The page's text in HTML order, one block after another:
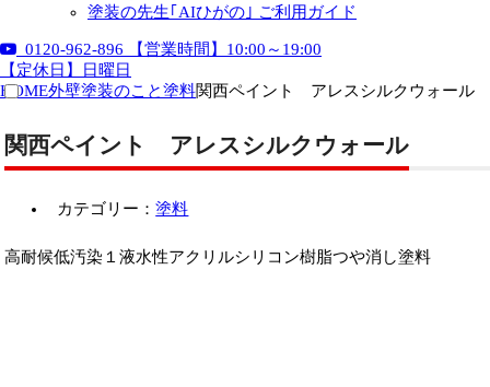
塗装の先生｢AIひがの｣ ご利用ガイド
0120-962-896
【営業時間】10:00～19:00
【定休日】日曜日
HOME外壁塗装のこと塗料関西ペイント アレスシルクウォール
関西ペイント アレスシルクウォール
カテゴリー：塗料
高耐候低汚染１液水性アクリルシリコン樹脂つや消し塗料